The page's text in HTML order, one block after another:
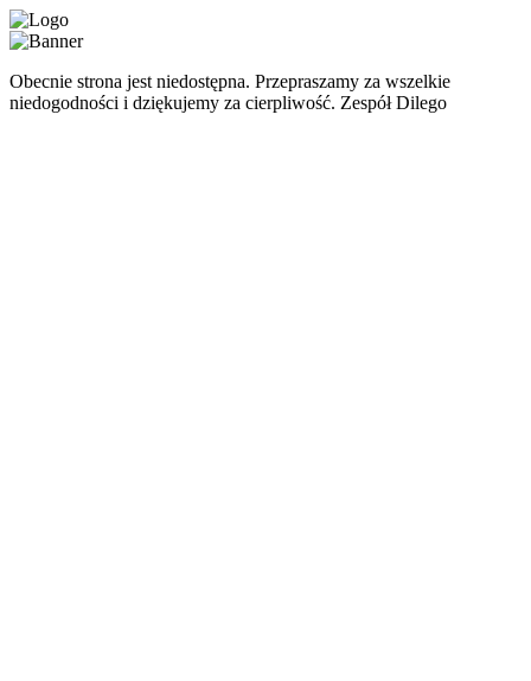
Obecnie strona jest niedostępna. Przepraszamy za wszelkie
niedogodności i dziękujemy za cierpliwość. Zespół Dilego